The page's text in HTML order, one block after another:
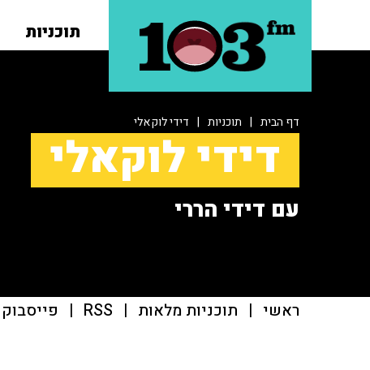
תוכניות
דף הבית | תוכניות | דידי לוקאלי
דידי לוקאלי
עם דידי הררי
ראשי | תוכניות מלאות |
RSS
| פייסבוק